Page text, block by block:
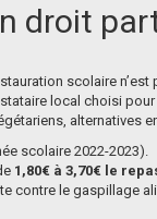
droit
scolaire
local choisi
alternatives
scolaire 2022-2023).
1,80€ à 3,70€ le
contre le gaspillage